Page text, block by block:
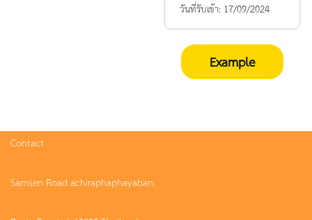
วันที่รับเข้า: 17/09/2024
Example
Contact
Samsen Road achiraphaphayaban,